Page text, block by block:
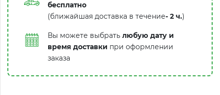
бесплатно
(ближайшая доставка в течение- 2 ч.)
Вы можете выбрать любую дату и
время доставки при оформлении
заказа